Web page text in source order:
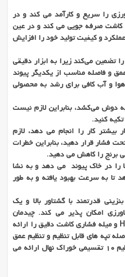
را سریع و کارآمد می کند و در
کاشت صرفه جویی می کند و در عین
و کیفیت تولید خود را افزایش
تضمین می‌کند زیرا به ابزار دقیقی
و فاصله مناسب از یکدیگر پیوند
و آب کافی برای رشد به محصولی
به دوش می‌کشد، بنابراین لازم نیست
کنید.
بیشتر کار را انجام می دهد، لازم
فشار قرار دهید، بنابراین خطرات
برنج را کاهش می دهید.
را در خاک پیوند می دهد و به نشا
تا به سرعت بهبود یافته و به طور
قدرتمند با گشتاور بالا و یک
امکان پذیر می کند. چیدمان
کاشت دو مرحله ای H-Fork و میله فشاری کاشت دقیق را ارائه
تپه های قابل تنظیم و تنظیم عمق
کاشت 5 مرحله ای را با تنظیم 10 تقسیمی خوراک نهال ارائه می